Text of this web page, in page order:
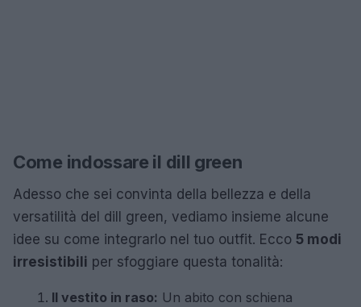
Come indossare il dill green
Adesso che sei convinta della bellezza e della
versatilità del dill green, vediamo insieme alcune
idee su come integrarlo nel tuo outfit. Ecco 5 modi
irresistibili per sfoggiare questa tonalità:
Il vestito in raso: Un abito con schiena